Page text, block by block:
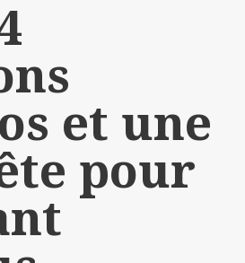
et une
pour